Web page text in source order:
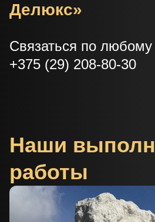
Делюкс»
Связаться по любому
+375 (29) 208-80-30
Наши
работы